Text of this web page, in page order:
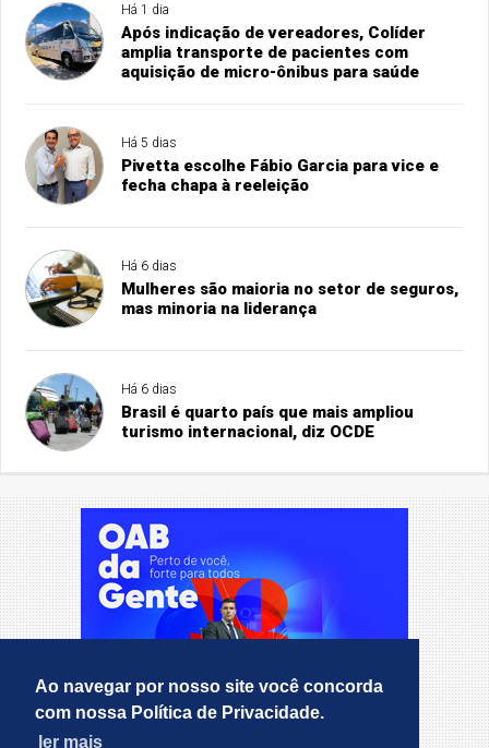
Ao navegar por nosso site você concorda
com nossa Política de Privacidade.
ler mais
Há 1 dia
Após indicação de vereadores, Colíder
amplia transporte de pacientes com
aquisição de micro-ônibus para saúde
Há 5 dias
Pivetta escolhe Fábio Garcia para vice e
fecha chapa à reeleição
Há 6 dias
Mulheres são maioria no setor de seguros,
mas minoria na liderança
Há 6 dias
Brasil é quarto país que mais ampliou
turismo internacional, diz OCDE